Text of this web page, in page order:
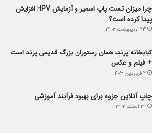
چرا میزان تست پاپ اسمیر و آزمایش HPV افزایش
پیدا کرده است؟
۲۳ اردیبهشت ۱۴۰۳
کبابخانه پرند، همان رستوران بزرگ قدیمی پرند است
+ فیلم و عکس
۲ فروردین ۱۴۰۳
چاپ آنلاین جزوه برای بهبود فرآیند آموزشی
۲۲ اسفند ۱۴۰۲